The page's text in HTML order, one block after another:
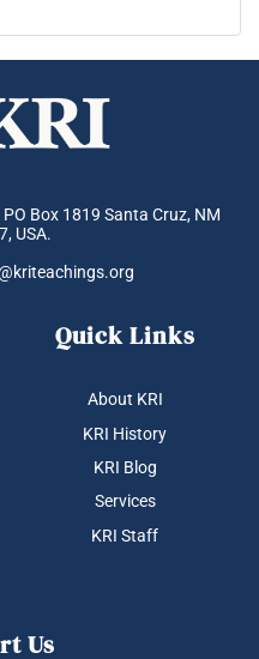
Box 1819 Santa Cruz, NM
USA.
Quick Links
About KRI
KRI History
KRI Blog
Services
KRI Staff
Us